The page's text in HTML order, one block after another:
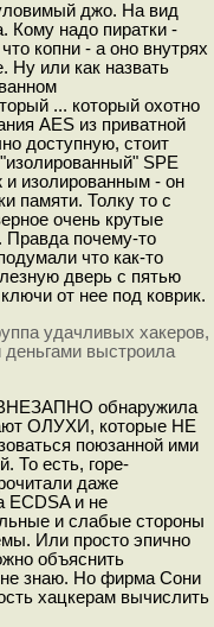
джо. На вид
Кому надо пиратки -
копни - а оно внутрях
Ну или как назвать
... который охотно
AES из приватной
доступную, стоит
SPE
и изолированным - он
памяти. Толку то с
очень крутые
Правда почему-то
что как-то
дверь с пятью
от нее под коврик.
удачливых хакеров,
выстроила
ВНЕЗАПНО обнаружила
ОЛУХИ, которые НЕ
поюзанной ими
То есть, горе-
даже
ECDSA и не
и слабые стороны
Или просто эпично
объяснить
знаю. Но фирма Сони
хацкерам вычислить